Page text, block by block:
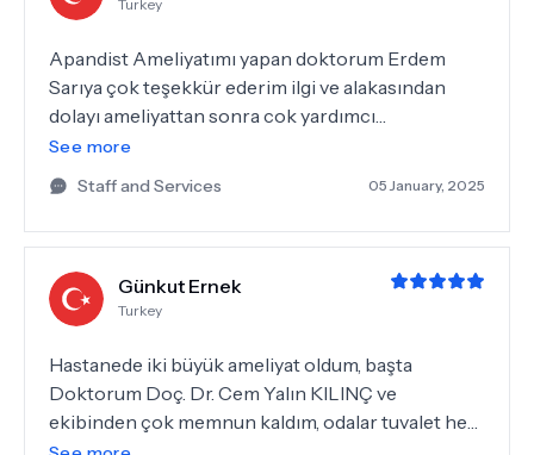
Turkey
Apandist Ameliyatımı yapan doktorum Erdem
Sarıya çok teşekkür ederim ilgi ve alakasından
dolayı ameliyattan sonra cok yardımcı
oldu.Pansuman yapan hemşire arkadşlara
sabrından ve ilgilerinden dolayı cok teşekkür
ederim.
See more
Staff and Services
05 January, 2025
Günkut Ernek
Turkey
Hastanede iki büyük ameliyat oldum, başta
Doktorum Doç. Dr. Cem Yalın KILINÇ ve
ekibinden çok memnun kaldım, odalar tuvalet her
taraf tertemiz, hemşireler hastabakıcılar ve